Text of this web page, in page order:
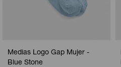
Medias Logo Gap Mujer -
Blue Stone